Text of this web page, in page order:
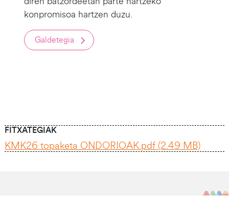
konpromisoa hartzen duzu.
Galdetegia
FITXATEGIAK
KMK26 topaketa ONDORIOAK.pdf (2.49 MB)